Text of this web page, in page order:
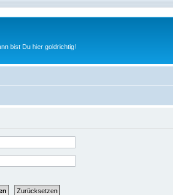
bist Du hier goldrichtig!